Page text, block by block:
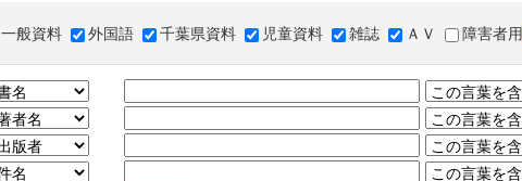
一般資料 外国語 千葉県資料 児童資料 雑誌 ＡＶ 障害者用